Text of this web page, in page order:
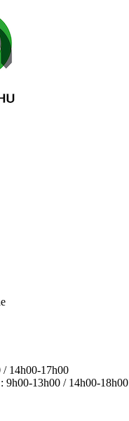
14h00-17h00
9h00-13h00 / 14h00-18h00